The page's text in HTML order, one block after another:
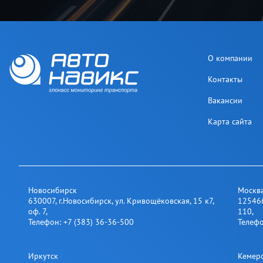
О компании
Контакты
Вакансии
Карта сайта
Новосибирск
630007, г.Новосибирск,ул. Кривощёковская, 15 к7,
оф. 7,
Телефон: +7 (383) 36-36-500
110,
Иркутск